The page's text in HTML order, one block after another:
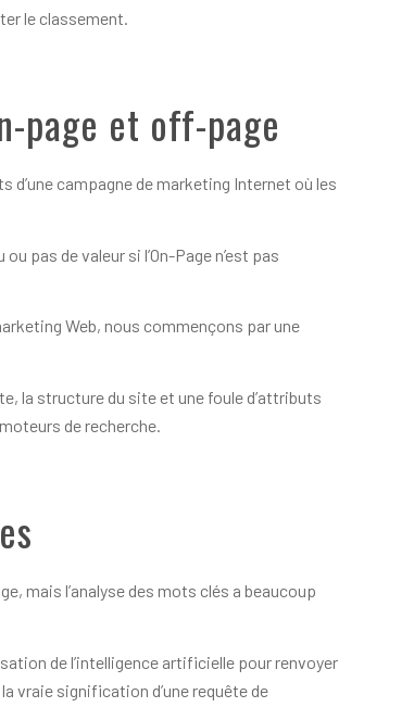
le classement.
page et off-page
campagne de marketing Internet où les
pas de valeur si l’On-Page n’est pas
Web, nous commençons par une
la structure du site et une foule d’attributs
de recherche.
mais l’analyse des mots clés a beaucoup
de l’intelligence artificielle pour renvoyer
vraie signification d’une requête de